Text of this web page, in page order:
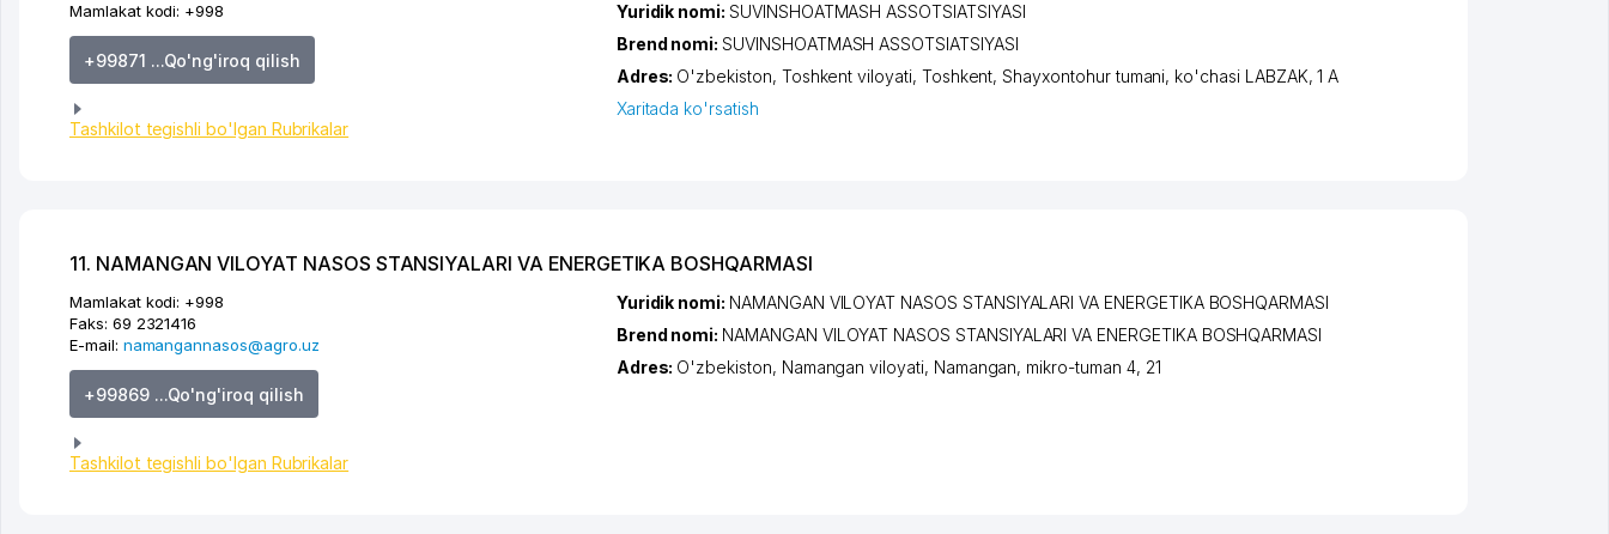
Mamlakat kodi: +998
+99871 ...Qo'ng'iroq qilish
Tashkilot tegishli bo'lgan Rubrikalar
Yuridik nomi:SUVINSHOATMASH ASSOTSIATSIYASI
Brend nomi:SUVINSHOATMASH ASSOTSIATSIYASI
Adres: O'zbekiston, Toshkent viloyati, Toshkent,Shayxontohur tumani, ko'chasi LABZAK, 1 A
Xaritada ko'rsatish
11. NAMANGAN VILOYAT NASOS STANSIYALARI VA ENERGETIKA BOSHQARMASI
Mamlakat kodi: +998
Faks: 69 2321416
E-mail: namangannasos@agro.uz
+99869 ...Qo'ng'iroq qilish
Tashkilot tegishli bo'lgan Rubrikalar
Yuridik nomi: NAMANGAN VILOYAT NASOS STANSIYALARI VA ENERGETIKA BOSHQARMASI
Brend nomi: NAMANGAN VILOYAT NASOS STANSIYALARI VA ENERGETIKA BOSHQARMASI
Adres: O'zbekiston, Namangan viloyati, Namangan, mikro-tuman 4, 21